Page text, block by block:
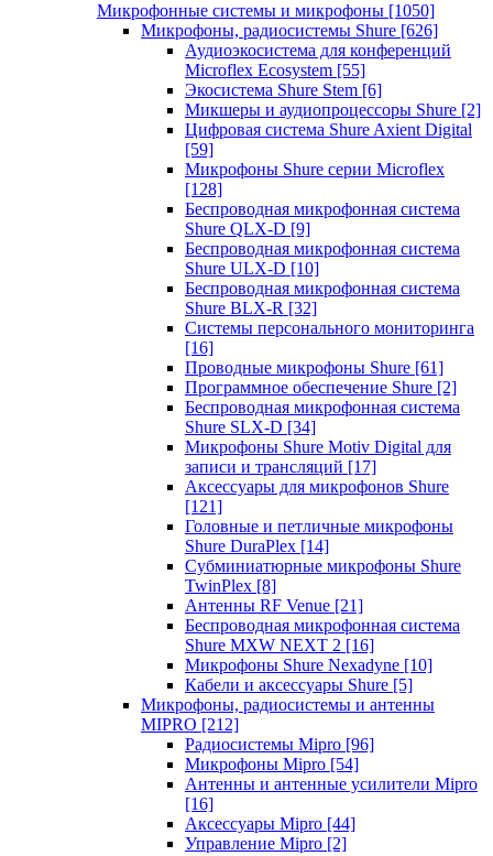
Микрофонные системы и микрофоны [1050]
Микрофоны, радиосистемы Shure [626]
Аудиоэкосистема для конференций
Microflex Ecosystem [55]
Экосистема Shure Stem [6]
Микшеры и аудиопроцессоры Shure [2]
Цифровая система Shure Axient Digital
[59]
Микрофоны Shure серии Microflex
[128]
Беспроводная микрофонная система
Shure QLX-D [9]
Беспроводная микрофонная система
Shure ULX-D [10]
Беспроводная микрофонная система
Shure BLX-R [32]
Системы персонального мониторинга
[16]
Проводные микрофоны Shure [61]
Программное обеспечение Shure [2]
Беспроводная микрофонная система
Shure SLX-D [34]
Микрофоны Shure Motiv Digital для
записи и трансляций [17]
Аксессуары для микрофонов Shure
[121]
Головные и петличные микрофоны
Shure DuraPlex [14]
Субминиатюрные микрофоны Shure
TwinPlex [8]
Антенны RF Venue [21]
Беспроводная микрофонная система
Shure MXW NEXT 2 [16]
Микрофоны Shure Nexadyne [10]
Кабели и аксессуары Shure [5]
Микрофоны, радиосистемы и антенны
MIPRO [212]
Радиосистемы Mipro [96]
Микрофоны Mipro [54]
Антенны и антенные усилители Mipro
[16]
Аксессуары Mipro [44]
Управление Mipro [2]